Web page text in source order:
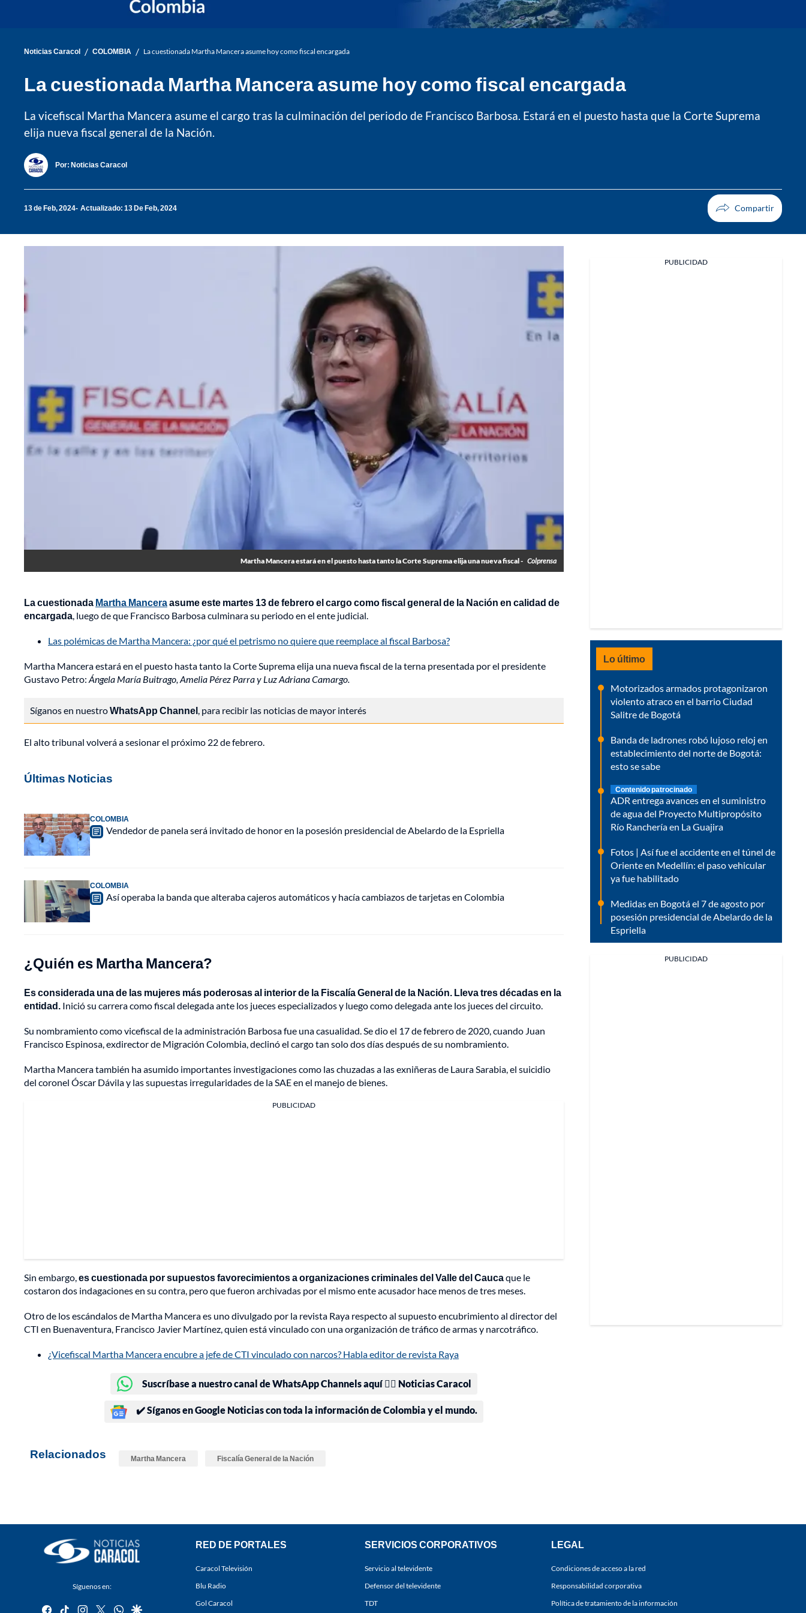
Noticias Caracol / COLOMBIA / La cuestionada Martha Mancera asume hoy como fiscal encargada
La cuestionada Martha Mancera asume hoy como fiscal encargada
La vicefiscal Martha Mancera asume el cargo tras la culminación del periodo de Francisco Barbosa. Estará en el puesto hasta que la Corte Suprema
elija nueva fiscal general de la Nación.
Por: Noticias Caracol
13 de Feb, 2024 Actualizado: 13 De Feb, 2024
Martha Mancera estará en el puesto hasta tanto la Corte Suprema elija una nueva fiscal - Colprensa
La cuestionada Martha Manceraasume este martes 13 de febrero el cargo como fiscal general de la Nación en calidad de
encargada, luego de que Francisco Barbosa culminara su periodo en el ente judicial.
Las polémicas de Martha Mancera: ¿por qué el petrismo no quiere que reemplace al fiscal Barbosa?
Martha Mancera estará en el puesto hasta tanto la Corte Suprema elija una nueva fiscal de la terna presentada por el presidente
Gustavo Petro: Ángela María Buitrago, Amelia Pérez Parra y Luz Adriana Camargo.
Síganos en nuestroWhatsApp Channel, para recibir las noticias de mayor interés
El alto tribunal volverá a sesionar el próximo 22 de febrero.
Últimas Noticias
COLOMBIA
Vendedor de panela será invitado de honor en la posesión presidencial de Abelardo de la Espriella
COLOMBIA
Así operaba la banda que alteraba cajeros automáticos y hacía cambiazos de tarjetas en Colombia
¿Quién es Martha Mancera?
Es considerada una de las mujeres más poderosas al interior de la Fiscalía General de la Nación. Lleva tres décadas en la
entidad. Inició su carrera como fiscal delegada ante los jueces especializados y luego como delegada ante los jueces del circuito.
Su nombramiento como vicefiscal de la administración Barbosa fue una casualidad. Se dio el 17 de febrero de 2020, cuando Juan
Francisco Espinosa, exdirector de Migración Colombia, declinó el cargo tan solo dos días después de su nombramiento.
Martha Mancera también ha asumido importantes investigaciones como las chuzadas a las exniñeras de Laura Sarabia, el suicidio
del coronel Óscar Dávila y las supuestas irregularidades de la SAE en el manejo de bienes.
PUBLICIDAD
Sin embargo,es cuestionada por supuestos favorecimientos a organizaciones criminales del Valle del Caucaque le
costaron dos indagaciones en su contra, pero que fueron archivadas por el mismo ente acusador hace menos de tres meses.
Otro de los escándalos de Martha Mancera es uno divulgado por la revista Raya respecto al supuesto encubrimiento al director del
CTI en Buenaventura, Francisco Javier Martínez, quien está vinculado con una organización de tráfico de armas y narcotráfico.
¿Vicefiscal Martha Mancera encubre a jefe de CTI vinculado con narcos? Habla editor de revista Raya
Suscríbase a nuestro canal de WhatsApp Channels aquí 👉🏻 Noticias Caracol
✔️ Síganos en Google Noticias con toda la información de Colombia y el mundo.
Relacionados Martha Mancera Fiscalía General de la Nación
PUBLICIDAD
Lo último
Motorizados armados protagonizaron
violento atraco en el barrio Ciudad
Salitre de Bogotá
Banda de ladrones robó lujoso reloj en
establecimiento del norte de Bogotá:
esto se sabe
Contenido patrocinado
ADR entrega avances en el suministro
de agua del Proyecto Multipropósito
Río Ranchería en La Guajira
Fotos | Así fue el accidente en el túnel de
Oriente en Medellín: el paso vehicular
ya fue habilitado
Medidas en Bogotá el 7 de agosto por
posesión presidencial de Abelardo de la
Espriella
PUBLICIDAD
Síguenos en:
facebook
tiktok instagram
twitterwhatsapp
google
RED DE PORTALES
Caracol Televisión
Blu Radio
Gol Caracol
SERVICIOS CORPORATIVOS
Servicio al televidente
Defensor del televidente
TDT
LEGAL
Condiciones de acceso a la red
Responsabilidad corporativa
Política de tratamiento de la información